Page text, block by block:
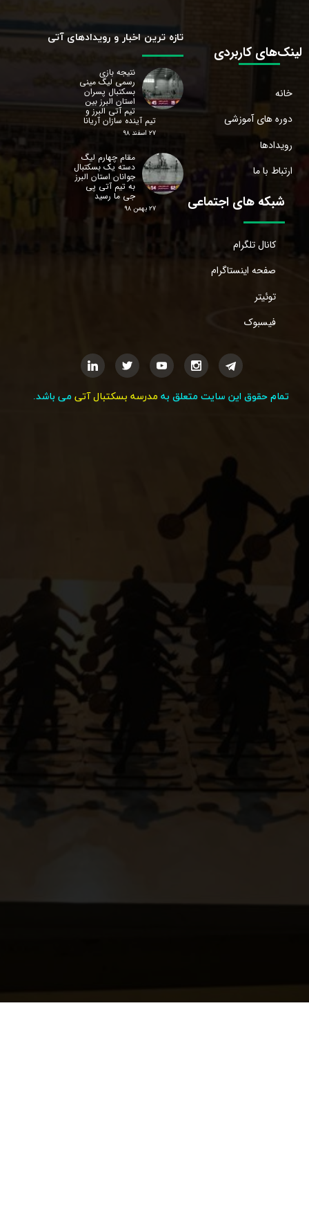
لینک‌های کاربردی
خانه
دوره های آموزشی
رویدادها
ارتباط با ما
تازه ترین اخبار و رویدادهای آتی
نتیجه بازی
رسمی لیگ مینی
بسکتبال پسران
استان البرز‌ بین
تیم آتی البرز و
تیم آینده سازان آریانا
۲۷ اسفند ۹۸
مقام چهارم لیگ
دسته یک بسکتبال
جوانان استان البرز‌
به تیم آتی پی
جی ما رسید
۲۷ بهمن ۹۸ شبکه های اجتماعی
کانال تلگرام
صفحه اینستاگرام
توئیتر
فیسبوک
تمام حقوق این سایت متعلق به مدرسه بسکتبال آتی می باشد.